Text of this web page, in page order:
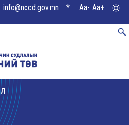
info@nccd.gov.mn * Aa- Aa+